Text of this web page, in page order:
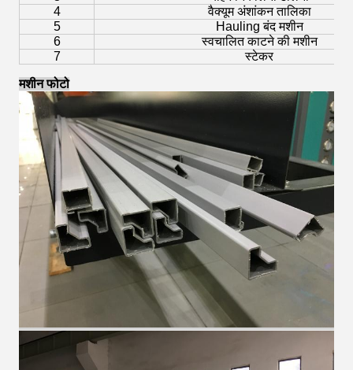
4
वैक्यूम अंशांकन तालिका
5
Hauling बंद मशीन
6
स्वचालित काटने की मशीन
7
स्टेकर
मशीन फोटो